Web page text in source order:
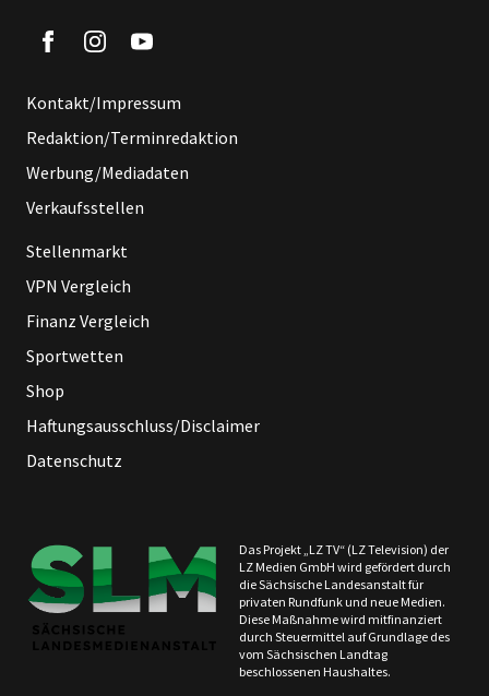
Kontakt/Impressum
Redaktion/Terminredaktion
Werbung/Mediadaten
Verkaufsstellen
Stellenmarkt
VPN Vergleich
Finanz Vergleich
Sportwetten
Shop
Haftungsausschluss/Disclaimer
Datenschutz
Das Projekt „LZ TV“ (LZ Television) der
LZ Medien GmbH wird gefördert durch
die Sächsische Landesanstalt für
privaten Rundfunk und neue Medien.
Diese Maßnahme wird mitfinanziert
durch Steuermittel auf Grundlage des
vom Sächsischen Landtag
beschlossenen Haushaltes.